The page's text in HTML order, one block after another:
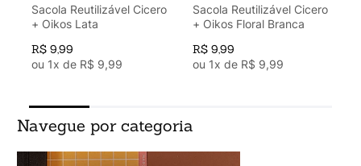
Sacola Reutilizável Cicero
+ Oikos Lata
R$ 9,99
ou 1x de R$ 9,99
Sacola Reutilizável Cicero
+ Oikos Floral Branca
R$ 9,99
ou 1x de R$ 9,99
Navegue por categoria